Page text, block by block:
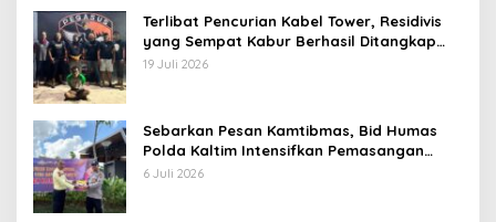
Terlibat Pencurian Kabel Tower, Residivis
yang Sempat Kabur Berhasil Ditangkap
Tim Gabungan di Jeneponto
19 Juli 2026
Sebarkan Pesan Kamtibmas, Bid Humas
Polda Kaltim Intensifkan Pemasangan
Spanduk serta Pembagian Stiker
6 Juli 2026